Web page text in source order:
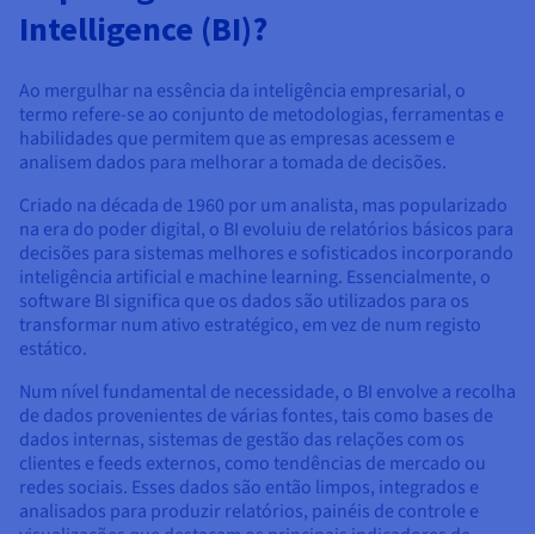
Intelligence (BI)?
Ao mergulhar na essência da inteligência empresarial, o
termo refere-se ao conjunto de metodologias, ferramentas e
habilidades que permitem que as empresas acessem e
analisem dados para melhorar a tomada de decisões.
Criado na década de 1960 por um analista, mas popularizado
na era do poder digital, o BI evoluiu de relatórios básicos para
decisões para sistemas melhores e sofisticados incorporando
inteligência artificial e machine learning. Essencialmente, o
software BI significa que os dados são utilizados para os
transformar num ativo estratégico, em vez de num registo
estático.
Num nível fundamental de necessidade, o BI envolve a recolha
de dados provenientes de várias fontes, tais como bases de
dados internas, sistemas de gestão das relações com os
clientes e feeds externos, como tendências de mercado ou
redes sociais. Esses dados são então limpos, integrados e
analisados para produzir relatórios, painéis de controle e